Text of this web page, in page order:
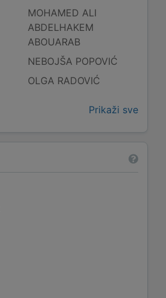
MOHAMED ALI
ABDELHAKEM
ABOUARAB
NEBOJŠA POPOVIĆ
OLGA RADOVIĆ
Prikaži sve